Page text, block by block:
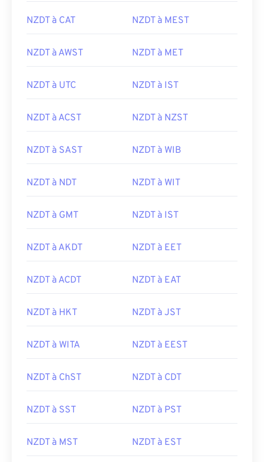
NZDT à CAT NZDT à MEST
NZDT à AWST NZDT à MET
NZDT à UTC NZDT à IST
NZDT à ACST NZDT à NZST
NZDT à SAST NZDT à WIB
NZDT à NDT NZDT à WIT
NZDT à GMT NZDT à IST
NZDT à AKDT NZDT à EET
NZDT à ACDT NZDT à EAT
NZDT à HKT NZDT à JST
NZDT à WITA NZDT à EEST
NZDT à ChST NZDT à CDT
NZDT à SST NZDT à PST
NZDT à MST NZDT à EST